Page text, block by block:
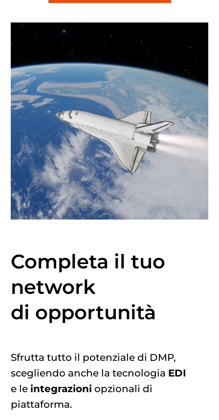
Completa il tuo
network
di opportunità
Sfrutta tutto il potenziale di DMP,
scegliendo anche la tecnologia EDI
e le integrazioni opzionali di
piattaforma.